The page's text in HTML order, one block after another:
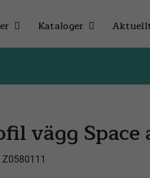
Kataloger
vägg Space
Z0580111